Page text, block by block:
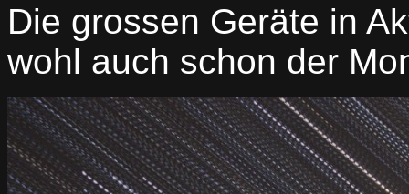
Die grossen Geräte in
wohl auch schon der